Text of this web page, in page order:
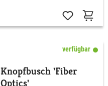
verfügbar
Knopfbusch 'Fiber
Optics'